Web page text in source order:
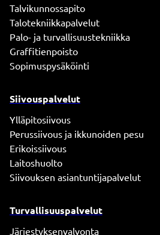
Talvikunnossapito
Talotekniikkapalvelut
Palo- ja turvallisuustekniikka
Graffitienpoisto
Sopimuspysäköinti
Siivouspalvelut
Ylläpitosiivous
Perussiivous ja ikkunoiden pesu
Erikoissiivous
Laitoshuolto
Siivouksen asiantuntijapalvelut
Turvallisuuspalvelut
Järjestyksenvalvonta